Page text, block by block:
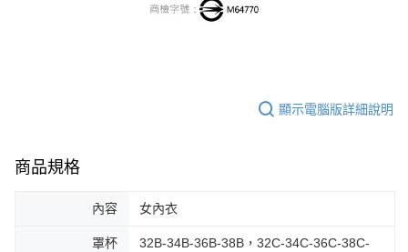
顯示電腦版詳細說明
商品規格
內容 女內衣
罩杯
32B-34B-36B-38B，32C-34C-36C-38C-